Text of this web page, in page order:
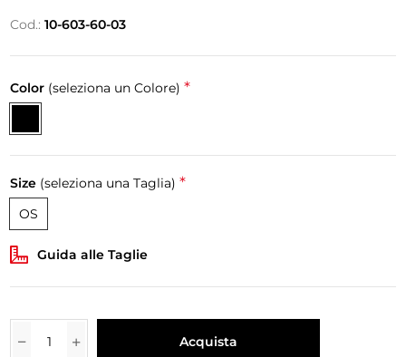
Cod.: 10-603-60-03
Color (seleziona un Colore) *
Size (seleziona una Taglia) *
OS
Guida alle Taglie
Acquista